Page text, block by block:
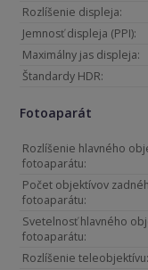
Rozlíšenie displeja:
Jemnosť displeja (PPI):
Maximálny jas displeja:
Štandardy HDR:
Fotoaparát
Rozlíšenie hlavného
fotoaparátu:
Počet objektívov
fotoaparátu:
Svetelnosť hlavného
fotoaparátu:
Rozlíšenie teleobjektívu: